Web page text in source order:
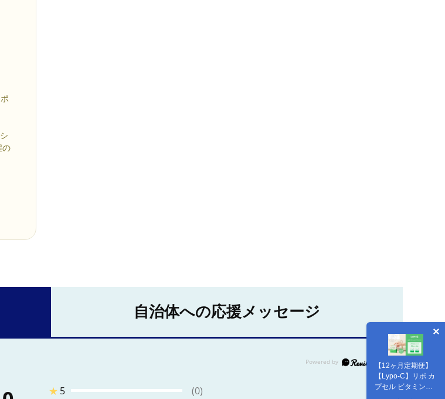
の
【12ヶ月定期便】
【Lypo-C】リポ カ
プセル ビタミンC
＋D（30包入） 2箱
自治体への応援メッセージ
★ 5
(0)